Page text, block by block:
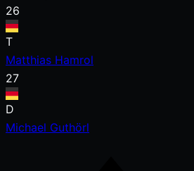
26
T
Matthias Hamrol
27
D
Michael Guthörl